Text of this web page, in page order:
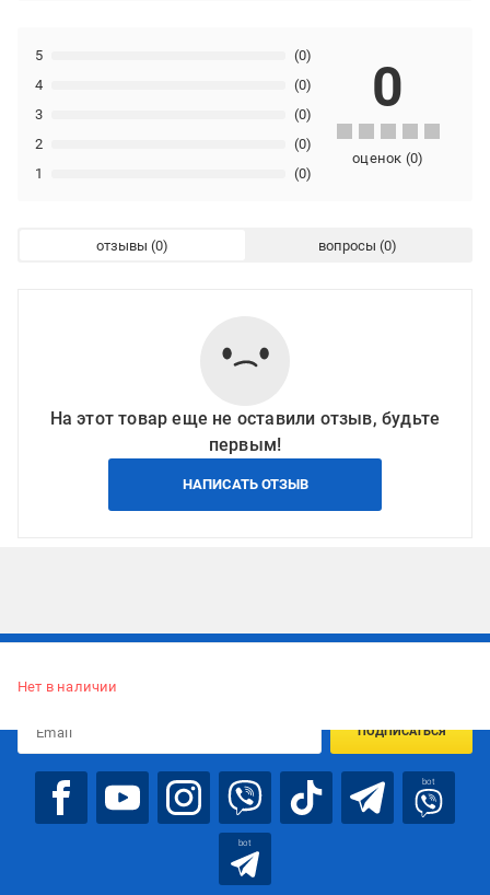
1 (0)
2 (0)
3 (0)
4 (0)
5 (0)
0
оценок (0)
отзывы вопросы
На этот товар еще не оставили отзыв, будьте
первым!
НАПИСАТЬ ОТЗЫВ
Нет в наличии
ПОДПИСАТЬСЯ
bot
bot